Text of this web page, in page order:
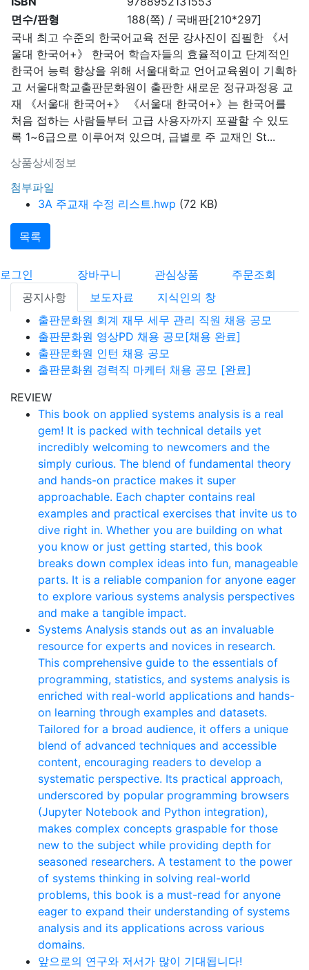
상품상세정보
면수/판형
188(쪽) / 국배판[210*297]
국내 최고 수준의 한국어교육 전문 강사진이 집필한 《서
울대 한국어+》 한국어 학습자들의 효율적이고 단계적인
한국어 능력 향상을 위해 서울대학교 언어교육원이 기획하
고 서울대학교출판문화원이 출판한 새로운 정규과정용 교
재 《서울대 한국어+》 《서울대 한국어+》는 한국어를
처음 접하는 사람들부터 고급 사용자까지 포괄할 수 있도
록 1~6급으로 이루어져 있으며, 급별로 주 교재인 St...
첨부파일
3A 주교재 수정 리스트.hwp (72 KB)
목록
로그인 장바구니 관심상품
주문조회
공지사항
보도자료
지식인의 창
출판문화원 회계 재무 세무 관리 직원 채용 공모
출판문화원 영상PD 채용 공모[채용 완료]
출판문화원 인턴 채용 공모
출판문화원 경력직 마케터 채용 공모 [완료]
REVIEW
This book on applied systems analysis is a real
gem! It is packed with technical details yet
incredibly welcoming to newcomers and the
simply curious. The blend of fundamental theory
and hands-on practice makes it super
approachable. Each chapter contains real
examples and practical exercises that invite us to
dive right in. Whether you are building on what
you know or just getting started, this book
breaks down complex ideas into fun, manageable
parts. It is a reliable companion for anyone eager
to explore various systems analysis perspectives
and make a tangible impact.
Systems Analysis stands out as an invaluable
resource for experts and novices in research.
This comprehensive guide to the essentials of
programming, statistics, and systems analysis is
enriched with real-world applications and hands-
on learning through examples and datasets.
Tailored for a broad audience, it offers a unique
blend of advanced techniques and accessible
content, encouraging readers to develop a
systematic perspective. Its practical approach,
underscored by popular programming browsers
(Jupyter Notebook and Python integration),
makes complex concepts graspable for those
new to the subject while providing depth for
seasoned researchers. A testament to the power
of systems thinking in solving real-world
problems, this book is a must-read for anyone
eager to expand their understanding of systems
analysis and its applications across various
domains.
앞으로의 연구와 저서가 많이 기대됩니다!